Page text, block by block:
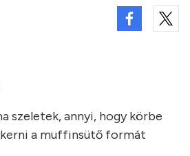
szeletek, annyi, hogy körbe
a muffinsütő formát